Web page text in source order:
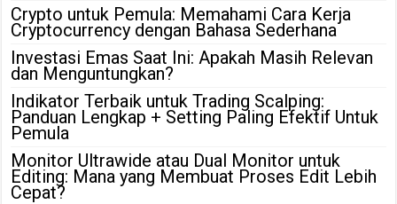
Crypto untuk Pemula: Memahami Cara Kerja
Cryptocurrency dengan Bahasa Sederhana
Investasi Emas Saat Ini: Apakah Masih Relevan
dan Menguntungkan?
Indikator Terbaik untuk Trading Scalping:
Panduan Lengkap + Setting Paling Efektif Untuk
Pemula
Monitor Ultrawide atau Dual Monitor untuk
Editing: Mana yang Membuat Proses Edit Lebih
Cepat?